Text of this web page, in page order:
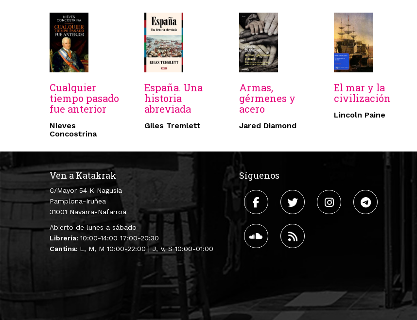
Cualquier
tiempo pasado
fue anterior
Nieves
Concostrina
España. Una
historia
abreviada
Giles Tremlett
Armas,
gérmenes y
acero
Jared Diamond
El mar y la
civilización
Lincoln Paine
Ven a Katakrak
C/Mayor 54 K Nagusia
Pamplona-Iruñea
31001 Navarra-Nafarroa
Abierto de lunes a sábado
Librería: 10:00-14:00 17:00-20:30
Cantina: L, M, M 10:00-22:00 | J, V, S 10:00-01:00
Síguenos